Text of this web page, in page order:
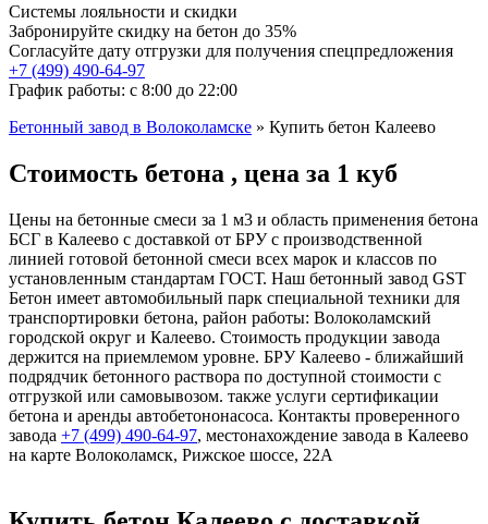
Системы лояльности и скидки
Забронируйте скидку на бетон до 35%
Согласуйте дату отгрузки для получения спецпредложения
+7 (499) 490-64-97
График работы: с 8:00 до 22:00
Бетонный завод в Волоколамске » Купить бетон Калеево
Стоимость бетона , цена за 1 куб
Цены на бетонные смеси за 1 м3 и область применения бетона
БСГ в Калеево с доставкой от БРУ с производственной
линией готовой бетонной смеси всех марок и классов по
установленным стандартам ГОСТ. Наш бетонный завод GST
Бетон имеет автомобильный парк специальной техники для
транспортировки бетона, район работы: Волоколамский
городской округ и Калеево. Стоимость продукции завода
держится на приемлемом уровне. БРУ Калеево - ближайший
подрядчик бетонного раствора по доступной стоимости с
отгрузкой или самовывозом. также услуги сертификации
бетона и аренды автобетононасоса. Контакты проверенного
завода +7 (499) 490-64-97, местонахождение завода в Калеево
на карте Волоколамск, Рижское шоссе, 22А